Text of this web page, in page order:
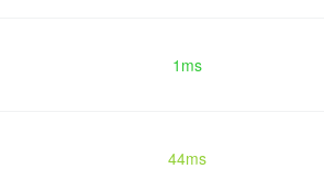
1ms
44ms